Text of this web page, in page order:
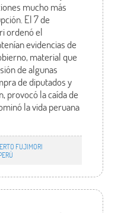
mucho más
El 7 de
ordenó el
evidencias de
material que
de algunas
de diputados y
provocó la caída de
la vida peruana
FUJIMORI